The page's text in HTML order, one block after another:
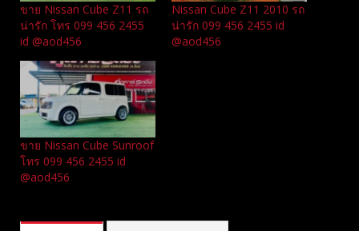
ขาย Nissan Cube Z11 รถ
น่ารัก โทร 099 456 2455
id @aod456
Nissan Cube Z11 2010 รถ
น่ารัก 099 456 2455 id
@aod456
ขาย Nissan Cube Sunroof
โทร 099 456 2455 id
@aod456